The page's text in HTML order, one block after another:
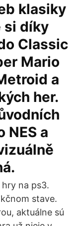
klasiky
si díky
Classic
Mario
a
her.
NES a
hry na ps3.
stave.
aktuálne sú